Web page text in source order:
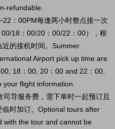
refundable.
：00PM每逢两小时整点接一次
18：00/20：00/22：00），根
的接机时间。Summer
Airport pick up time are
18：00, 20：00 and 22：00,
flight information.
导服务费，需下单时一起预订且
临时加订。Optional tours after
with the tour and cannot be